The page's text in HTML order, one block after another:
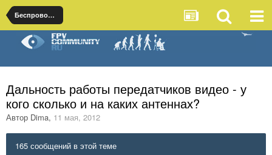
Беспроводные технологии передачи видео
Дальность работы передатчиков видео - у
кого сколько и на каких антеннах?
Автор Dima, 11 мая, 2012
165 сообщений в этой теме